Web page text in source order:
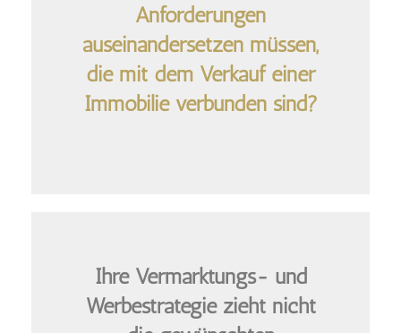
Anforderungen
auseinandersetzen müssen,
die mit dem Verkauf einer
Immobilie verbunden sind?
Ihre Vermarktungs- und
Werbestrategie zieht nicht